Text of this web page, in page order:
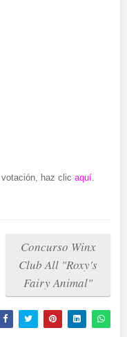
haz clic aquí.
Concurso Winx
Club All "Roxy's
Fairy Animal"